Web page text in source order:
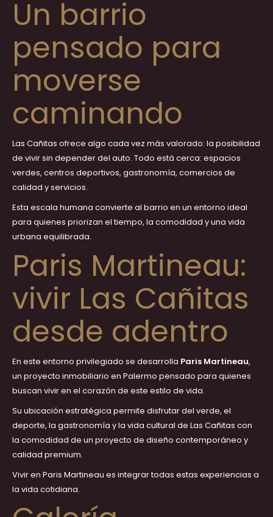
Un barrio
pensado para
moverse
caminando
Las Cañitas ofrece algo cada vez más valorado: la posibilidad
de vivir sin depender del auto. Todo está cerca: espacios
verdes, centros deportivos, gastronomía, comercios de
calidad y servicios.
Esta escala humana convierte al barrio en un entorno ideal
para quienes priorizan el tiempo, la comodidad y una vida
urbana equilibrada.
Paris Martineau:
vivir Las Cañitas
desde adentro
En este entorno privilegiado se desarrolla Paris Martineau,
un proyecto inmobiliario en Palermo pensado para quienes
buscan vivir en el corazón de este estilo de vida.
Su ubicación estratégica permite disfrutar del verde, el
deporte, la gastronomía y la vida cultural de Las Cañitas con
la comodidad de un proyecto de diseño contemporáneo y
calidad premium.
Vivir en Paris Martineau es integrar todas estas experiencias a
la vida cotidiana.